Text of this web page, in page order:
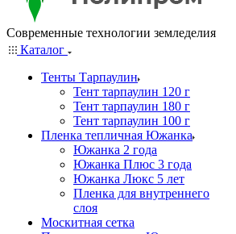
Современные технологии земледелия
Каталог
Тенты Тарпаулин
Тент тарпаулин 120 г
Тент тарпаулин 180 г
Тент тарпаулин 100 г
Пленка тепличная Южанка
Южанка 2 года
Южанка Плюс 3 года
Южанка Люкс 5 лет
Пленка для внутреннего
слоя
Москитная сетка